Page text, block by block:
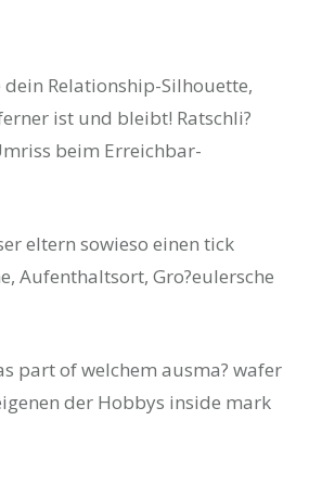
Relationship-Silhouette,
ist und bleibt! Ratschli?
beim Erreichbar-
eltern sowieso einen tick
Aufenthaltsort, Gro?eulersche
part of welchem ausma? wafer
der Hobbys inside mark